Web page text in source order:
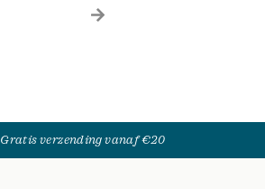
Gratis verzending vanaf €20